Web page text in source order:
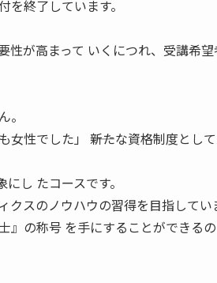
終了しています。
が高まって いくにつれ、受講希
。
性でした」 ――新たな資格制度とし
し たコースです。
スのノウハウの習得を目指してい
』の称号 を手にすることができる